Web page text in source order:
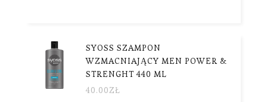
SYOSS SZAMPON
WZMACNIAJĄCY MEN POWER &
STRENGHT 440 ML
40.00ZŁ